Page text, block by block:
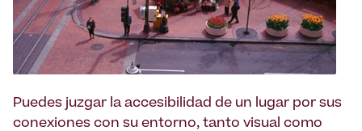
Puedes juzgar la accesibilidad de un lugar por sus
conexiones con su entorno, tanto visual como